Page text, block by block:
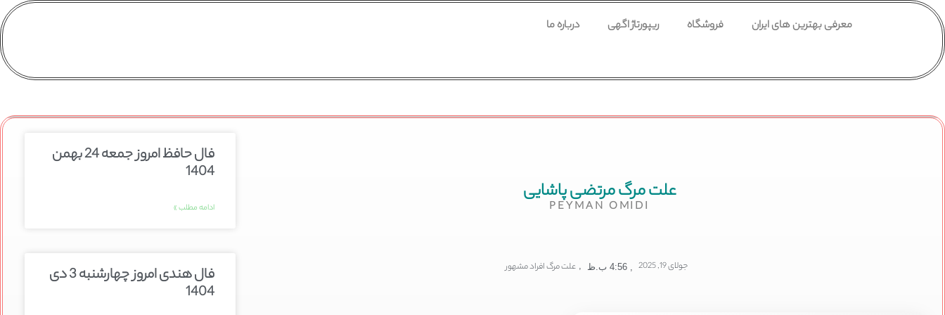
معرفی بهترین های ایران فروشگاه ریپورتاژ اگهی درباره ما
علت مرگ مرتضی پاشایی
PEYMAN OMIDI
جولای 19, 2025 4:56 ب.ظ , علت مرگ افراد مشهور
فال حافظ امروز جمعه 24 بهمن
1404
ادامه مطلب »
فال هندی امروز چهارشنبه 3 دی
1404